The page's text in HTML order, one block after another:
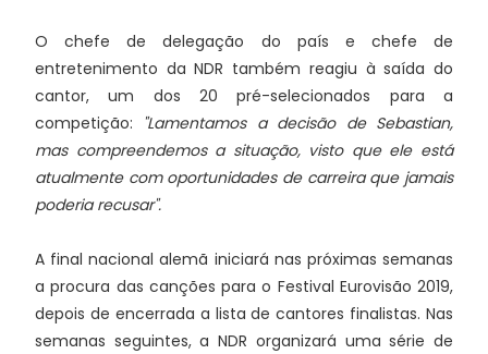
O chefe de delegação do país e chefe de
entretenimento da NDR também reagiu à saída do
cantor, um dos 20 pré-selecionados para a
competição: "Lamentamos a decisão de Sebastian,
mas compreendemos a situação, visto que ele está
atualmente com oportunidades de carreira que jamais
poderia recusar".
A final nacional alemã iniciará nas próximas semanas
a procura das canções para o Festival Eurovisão 2019,
depois de encerrada a lista de cantores finalistas. Nas
semanas seguintes, a NDR organizará uma série de